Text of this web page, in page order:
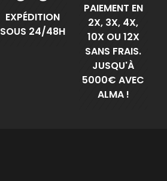
EXPÉDITION
SOUS 24/48H
PAIEMENT EN
2X, 3X, 4X,
10X OU 12X
SANS FRAIS.
JUSQU'À
5000€ AVEC
ALMA !